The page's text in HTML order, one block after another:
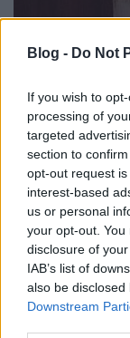
Blog - Do Not
If you wish to
processing of
targeted
section to
opt-out request
interest-based
us or personal
your opt-out.
disclosure of
IAB’s list of
also be
Downstream